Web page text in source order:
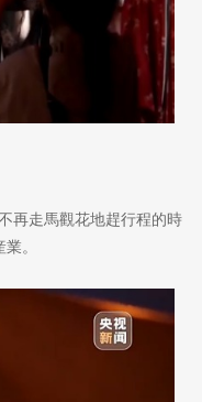
再走馬觀花地趕行程的時
。